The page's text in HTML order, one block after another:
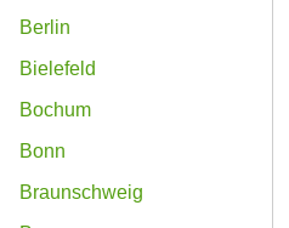
Berlin
Bielefeld
Bochum
Bonn
Braunschweig